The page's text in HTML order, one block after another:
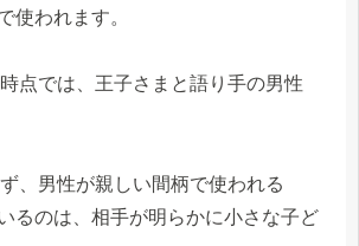
使われます。
点では、王子さまと語り手の男性
、男性が親しい間柄で使われる
るのは、相手が明らかに小さな子ど